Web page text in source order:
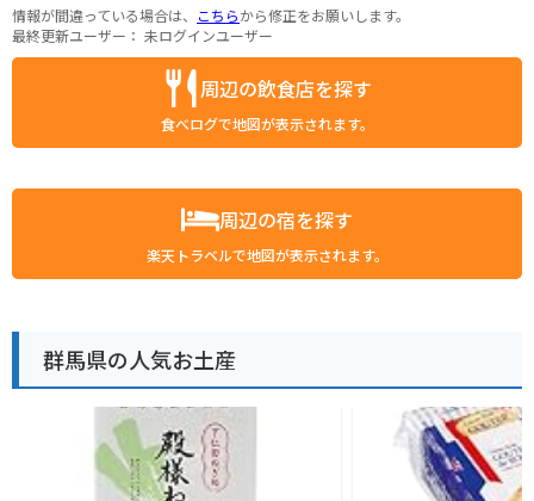
情報が間違っている場合は、 こちらから修正をお願いします。
最終更新ユーザー： 未ログインユーザー
周辺の飲食店を探す
食べログで地図が表示されます。
周辺の宿を探す
楽天トラベルで地図が表示されます。
群馬県の人気お土産